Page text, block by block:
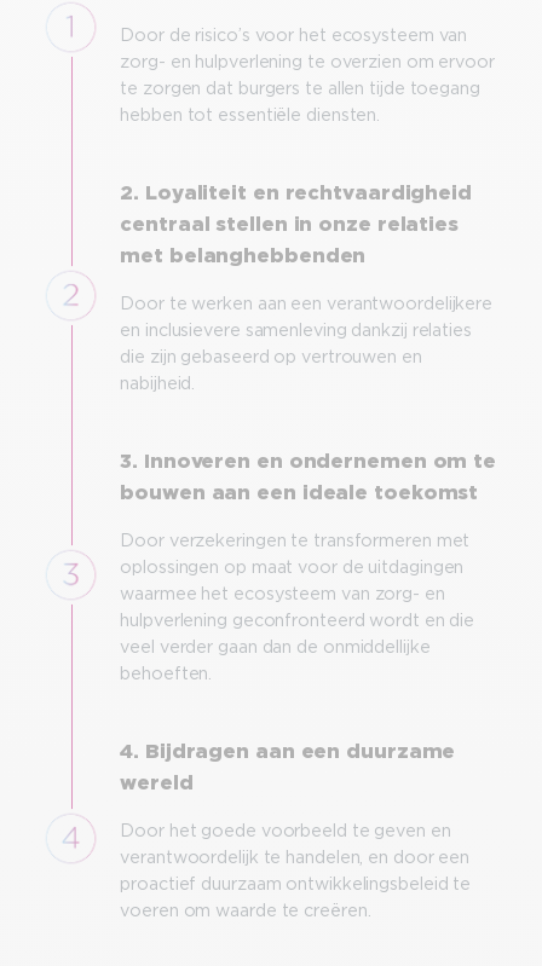
Door de risico’s voor het ecosysteem van
zorg- en hulpverlening te overzien om ervoor
te zorgen dat burgers te allen tijde toegang
hebben tot essentiële diensten.
2. Loyaliteit en rechtvaardigheid
centraal stellen in onze relaties
met belanghebbenden
Door te werken aan een verantwoordelijkere
en inclusievere samenleving dankzij relaties
die zijn gebaseerd op vertrouwen en
nabijheid.
3. Innoveren en ondernemen om te
bouwen aan een ideale toekomst
Door verzekeringen te transformeren met
oplossingen op maat voor de uitdagingen
waarmee het ecosysteem van zorg- en
hulpverlening geconfronteerd wordt en die
veel verder gaan dan de onmiddellijke
behoeften.
4. Bijdragen aan een duurzame
wereld
Door het goede voorbeeld te geven en
verantwoordelijk te handelen, en door een
proactief duurzaam ontwikkelingsbeleid te
voeren om waarde te creëren.